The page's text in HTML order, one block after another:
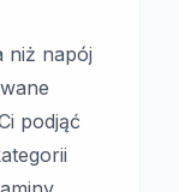
niż napój
podjąć